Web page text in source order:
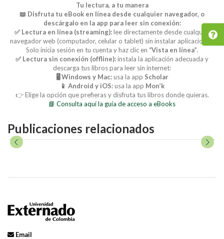
Tu lectura, a tu manera
📖 Disfruta tu eBook en línea desde cualquier navegador, o
descárgalo en la app para leer sin conexión:
✅ Lectura en línea (streaming):lee directamente desde cualquier
navegador web (computador, celular o tablet) sin instalar aplicaciones.
Solo inicia sesión en tu cuenta y haz clic en “Vista en línea”.
✅ Lectura sin conexión (offline):instala la aplicación adecuada y
descarga tus libros para leer sin internet:
🖥️ Windows y Mac:usa la app Scholar
📱 Android y iOS:usa la app Mon’k
👉 Elige la opción que prefieras y disfruta tus libros donde quieras.
📘 Consulta aquí la guía de acceso a eBooks
Publicaciones relacionados
Email